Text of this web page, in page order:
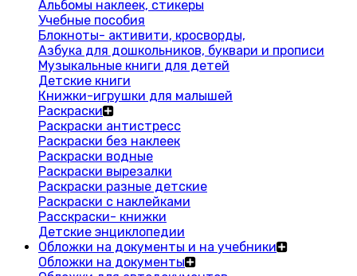
Альбомы наклеек, стикеры
Учебные пособия
Блокноты- активити, кросворды,
Азбука для дошкольников, буквари и прописи
Музыкальные книги для детей
Детские книги
Книжки-игрушки для малышей
Раскраски
Раскраски антистресс
Раскраски без наклеек
Раскраски водные
Раскраски вырезалки
Раскраски разные детские
Раскраски с наклейками
Расскраски- книжки
Детские энциклопедии
Обложки на документы и на учебники
Обложки на документы